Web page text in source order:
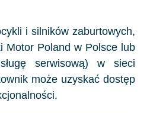
i silników zaburtowych,
Motor Poland w Polsce lub
serwisową) w sieci
może uzyskać dostęp